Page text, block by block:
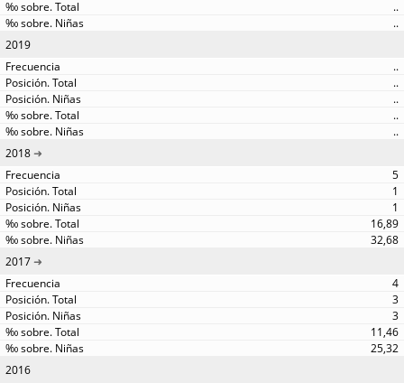
..
..
2019
..
..
..
..
..
2018
5
1
1
16,89
32,68
2017
4
3
3
11,46
25,32
2016